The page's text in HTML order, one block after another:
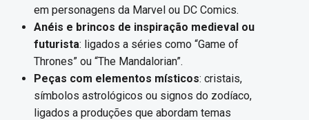
em personagens da Marvel ou DC Comics.
Anéis e brincos de inspiração medieval ou
futurista: ligados a séries como “Game of
Thrones” ou “The Mandalorian”.
Peças com elementos místicos: cristais,
símbolos astrológicos ou signos do zodíaco,
ligados a produções que abordam temas